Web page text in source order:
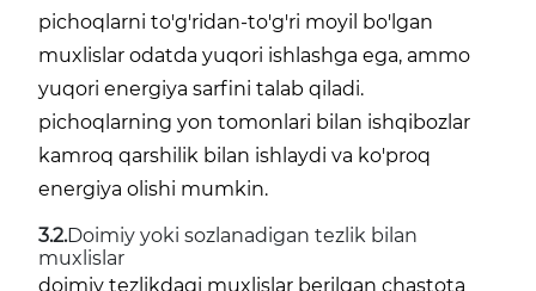
pichoqlarni to'g'ridan-to'g'ri moyil bo'lgan
muxlislar odatda yuqori ishlashga ega, ammo
yuqori energiya sarfini talab qiladi.
pichoqlarning yon tomonlari bilan ishqibozlar
kamroq qarshilik bilan ishlaydi va ko'proq
energiya olishi mumkin.
3.2.Doimiy yoki sozlanadigan tezlik bilan
muxlislar
doimiy tezlikdagi muxlislar berilgan chastota